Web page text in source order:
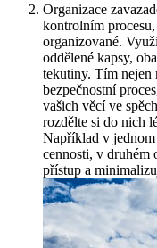
Organizace
kontrolním
organizované.
oddělené kapsy,
tekutiny. Tím nejen
bezpečnostní
vašich věcí ve
rozdělte si do nich
Například v jednom
cennosti, v druhém
přístup a